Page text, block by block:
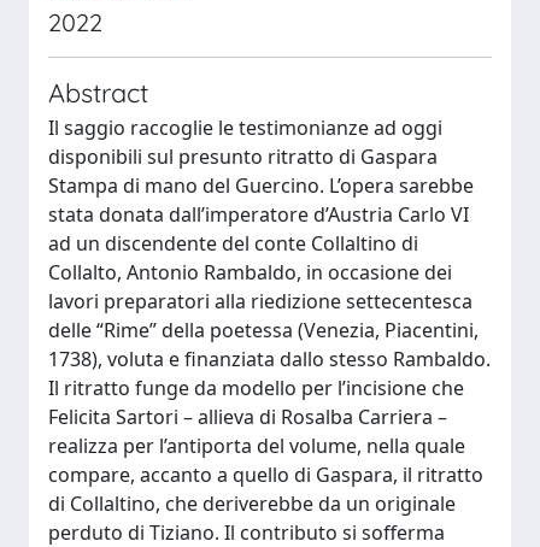
2022
Abstract
Il saggio raccoglie le testimonianze ad oggi
disponibili sul presunto ritratto di Gaspara
Stampa di mano del Guercino. L’opera sarebbe
stata donata dall’imperatore d’Austria Carlo VI
ad un discendente del conte Collaltino di
Collalto, Antonio Rambaldo, in occasione dei
lavori preparatori alla riedizione settecentesca
delle “Rime” della poetessa (Venezia, Piacentini,
1738), voluta e finanziata dallo stesso Rambaldo.
Il ritratto funge da modello per l’incisione che
Felicita Sartori – allieva di Rosalba Carriera –
realizza per l’antiporta del volume, nella quale
compare, accanto a quello di Gaspara, il ritratto
di Collaltino, che deriverebbe da un originale
perduto di Tiziano. Il contributo si sofferma